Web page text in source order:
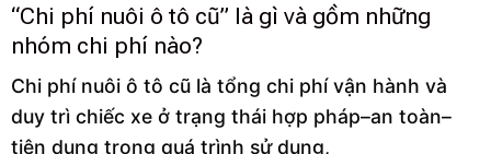
“Chi phí nuôi ô tô cũ” là gì và gồm những
nhóm chi phí nào?
Chi phí nuôi ô tô cũ là tổng chi phí vận hành và
duy trì chiếc xe ở trạng thái hợp pháp–an toàn–
tiện dụng trong quá trình sử dụng,